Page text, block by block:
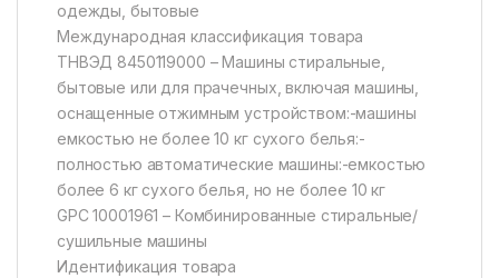
одежды, бытовые
Международная классификация товара
ТНВЭД 8450119000 – Машины стиральные,
бытовые или для прачечных, включая машины,
оснащенные отжимным устройством:-машины
емкостью не более 10 кг сухого белья:-
полностью автоматические машины:-емкостью
более 6 кг сухого белья, но не более 10 кг
GPC 10001961 – Комбинированные стиральные/
сушильные машины
Идентификация товара